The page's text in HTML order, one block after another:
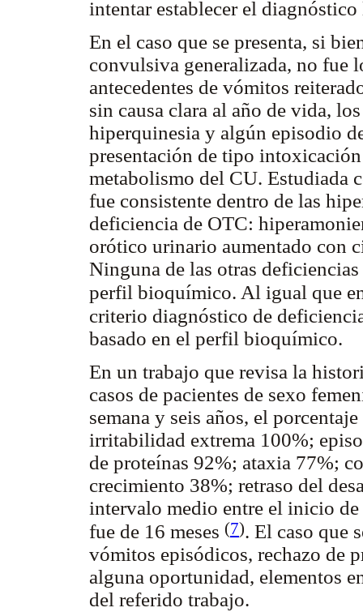
intentar establecer el
En el caso que se presenta, si
convulsiva generalizada, no fue
antecedentes de vómitos
sin causa clara al año de vida,
hiperquinesia y algún episodio
presentación de tipo
metabolismo del CU. Estudiada
fue consistente dentro de las
deficiencia de OTC:
orótico urinario aumentado con
Ninguna de las otras
perfil bioquímico. Al igual que
criterio diagnóstico de
basado en el perfil bioquímico.
En un trabajo que revisa la
casos de pacientes de sexo
semana y seis años, el
irritabilidad extrema 100%;
de proteínas 92%; ataxia 77%;
crecimiento 38%; retraso del
intervalo medio entre el inicio
fue de 16 meses (7). El caso que
vómitos episódicos, rechazo de
alguna oportunidad, elementos
del referido trabajo.